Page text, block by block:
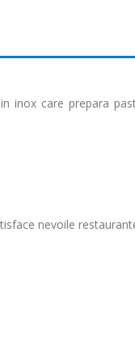
inox care prepara
nevoile